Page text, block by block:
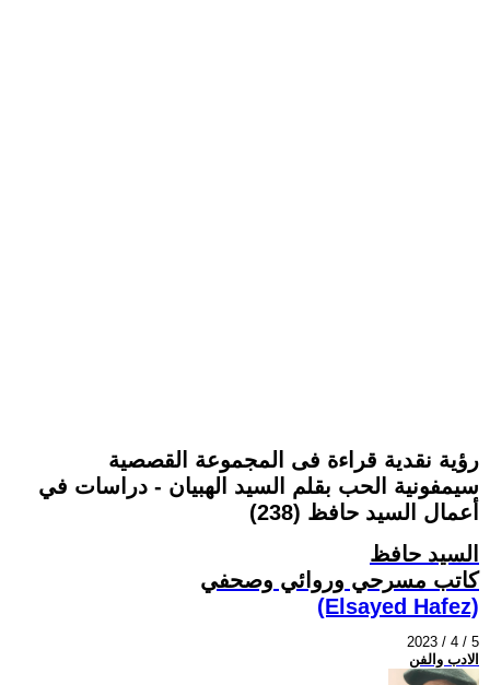
رؤية نقدية قراءة فى المجموعة القصصية
سيمفونية الحب بقلم السيد الهبيان - دراسات في
أعمال السيد حافظ (238)
السيد حافظ
كاتب مسرحي وروائي وصحفي
(Elsayed Hafez)
2023 / 4 / 5
الادب والفن